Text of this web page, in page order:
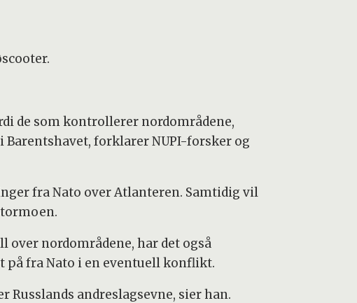
de som kontrollerer nordområdene,
forklarer NUPI-forsker og
fra Nato over Atlanteren. Samtidig vil
over nordområdene, har det også
fra Nato i en eventuell konflikt.
andreslagsevne, sier han.